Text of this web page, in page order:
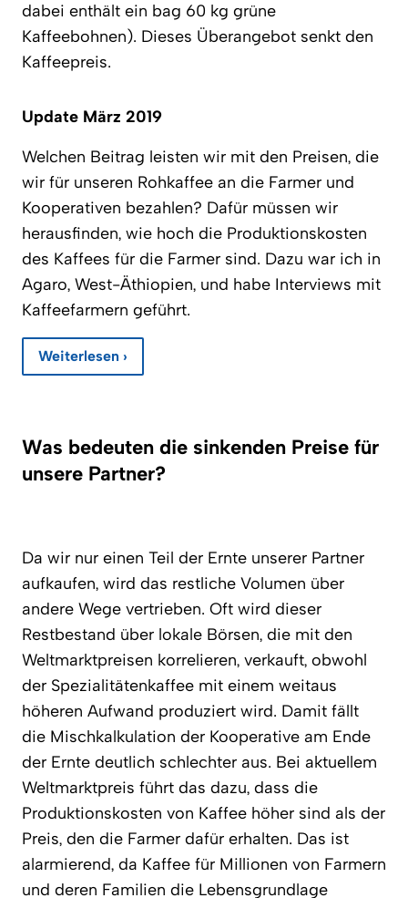
dabei enthält ein bag 60 kg grüne
Kaffeebohnen). Dieses Überangebot senkt den
Kaffeepreis.
Update März 2019
Welchen Beitrag leisten wir mit den Preisen, die
wir für unseren Rohkaffee an die Farmer und
Kooperativen bezahlen? Dafür müssen wir
herausfinden, wie hoch die Produktionskosten
des Kaffees für die Farmer sind. Dazu war ich in
Agaro, West-Äthiopien, und habe Interviews mit
Kaffeefarmern geführt.
Weiterlesen ›
Was bedeuten die sinkenden Preise für
unsere Partner?
Da wir nur einen Teil der Ernte unserer Partner
aufkaufen, wird das restliche Volumen über
andere Wege vertrieben. Oft wird dieser
Restbestand über lokale Börsen, die mit den
Weltmarktpreisen korrelieren, verkauft, obwohl
der Spezialitätenkaffee mit einem weitaus
höheren Aufwand produziert wird. Damit fällt
die Mischkalkulation der Kooperative am Ende
der Ernte deutlich schlechter aus. Bei aktuellem
Weltmarktpreis führt das dazu, dass die
Produktionskosten von Kaffee höher sind als der
Preis, den die Farmer dafür erhalten. Das ist
alarmierend, da Kaffee für Millionen von Farmern
und deren Familien die Lebensgrundlage